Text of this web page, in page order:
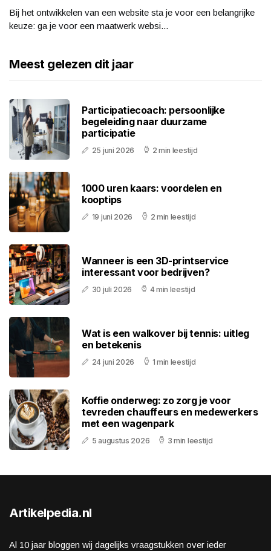
Bij het ontwikkelen van een website sta je voor een belangrijke
keuze: ga je voor een maatwerk websi...
Meest gelezen dit jaar
Participatiecoach: persoonlijke
begeleiding naar duurzame
participatie
25 juni 2026 2 min leestijd
1000 uren kaars: voordelen en
kooptips
19 juni 2026 2 min leestijd
Wanneer is een 3D-printservice
interessant voor bedrijven?
30 juli 2026 4 min leestijd
Wat is een walkover bij tennis: uitleg
en betekenis
24 juni 2026 1 min leestijd
Koffie onderweg: zo zorg je voor
tevreden chauffeurs en medewerkers
met een wagenpark
5 augustus 2026 3 min leestijd
Artikelpedia.nl
Al 10 jaar bloggen wij dagelijks vraagstukken over ieder